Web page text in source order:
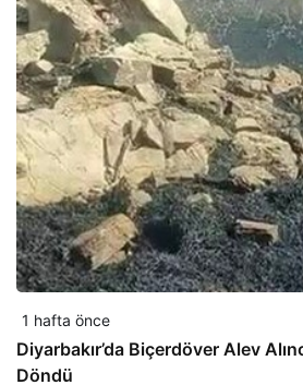
1 hafta önce
Diyarbakır’da Biçerdöver Alev
Döndü